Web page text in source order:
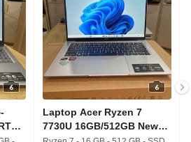
6 6
Laptop Acer Ryzen 7
7730U 16GB/512GB New